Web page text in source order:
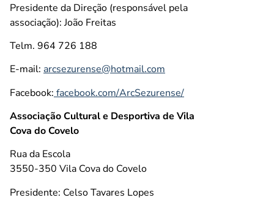
Presidente da Direção (responsável pela
associação): João Freitas
Telm. 964 726 188
E-mail: arcsezurense@hotmail.com
Facebook: facebook.com/ArcSezurense/
Associação Cultural e Desportiva de Vila
Cova do Covelo
Rua da Escola
3550-350 Vila Cova do Covelo
Presidente: Celso Tavares Lopes